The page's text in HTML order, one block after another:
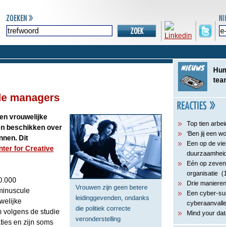
managers
Vrouwen zijn geen betere
leidinggevenden, ondanks
die politiek correcte
veronderstelling
vrouwelijke
beschikken over
Dit
for Creative
volgens de studie
en zijn soms
Top tien
‘Ben jij een
Een op de
Eén op
organisatie
Drie
Een cyber-
Mind your